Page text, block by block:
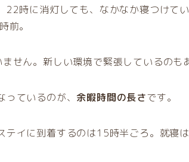
22時に消灯しても、なかなか寝つけて
前。
せん。新しい環境で緊張しているのも
っているのが、余暇時間の長さです。
テイに到着するのは15時半ごろ。就寝